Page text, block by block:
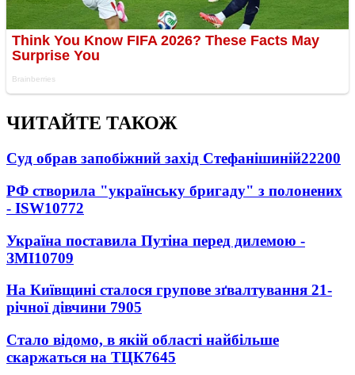
ЧИТАЙТЕ ТАКОЖ
Суд обрав запобіжний захід Стефанішиній22200
РФ створила "українську бригаду" з полонених
- ISW10772
Україна поставила Путіна перед дилемою -
ЗМІ10709
На Київщині сталося групове зґвалтування 21-
річної дівчини 7905
Стало відомо, в якій області найбільше
скаржаться на ТЦК7645